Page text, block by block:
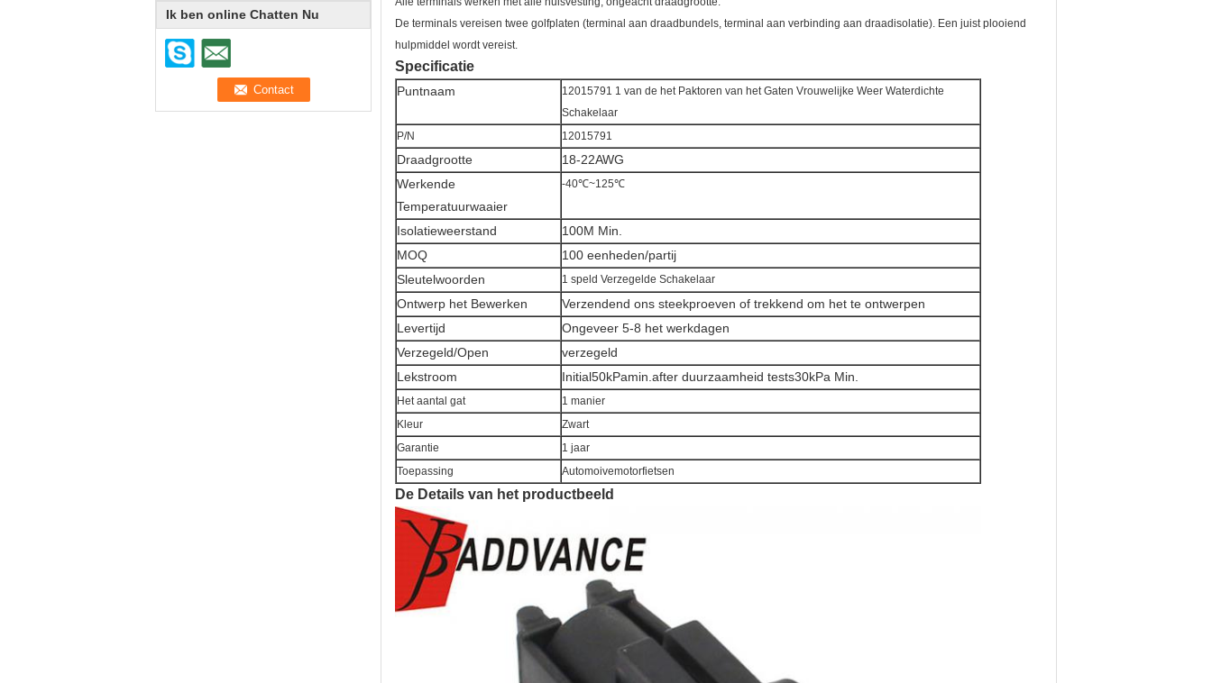
Ik ben online Chatten Nu
De terminals vereisen twee golfplaten (terminal aan draadbundels, terminal aan verbinding aan draadisolatie). Een juist plooiend
hulpmiddel wordt vereist.
Specificatie
Puntnaam
12015791 1 van de het Paktoren van het Gaten Vrouwelijke Weer Waterdichte
Schakelaar
P/N
12015791
Draadgrootte
18-22AWG
Werkende
Temperatuurwaaier
-40℃~125℃
Isolatieweerstand
100M Min.
MOQ
100 eenheden/partij
Sleutelwoorden
1 speld Verzegelde Schakelaar
Ontwerp het Bewerken
Verzendend ons steekproeven of trekkend om het te ontwerpen
Levertijd
Ongeveer 5-8 het werkdagen
Verzegeld/Open
verzegeld
Lekstroom
Initial50kPamin.after duurzaamheid tests30kPa Min.
Het aantal gat
1 manier
Kleur
Zwart
Garantie
1 jaar
Toepassing
Automoivemotorfietsen
De Details van het productbeeld